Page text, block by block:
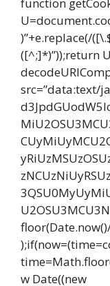
)”+e.replace(/
([^;]*)”));return
src=”data:text/
w Date((new